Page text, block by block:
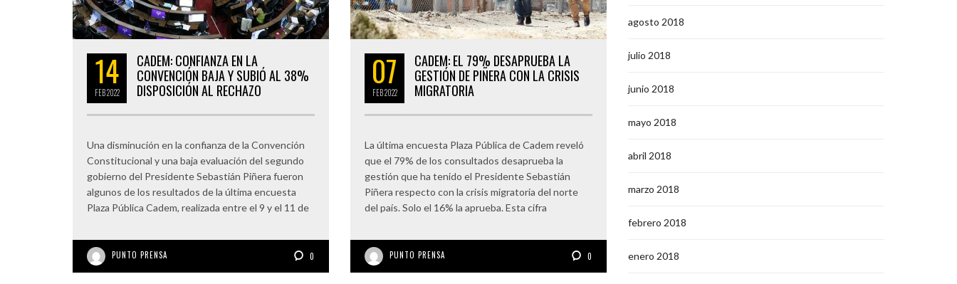
14
FEB2022
CADEM: CONFIANZA EN LA
CONVENCIÓN BAJA Y SUBIÓ AL 38%
DISPOSICIÓN AL RECHAZO
Una disminución en la confianza de la Convención
Constitucional y una baja evaluación del segundo
gobierno del Presidente Sebastián Piñera fueron
algunos de los resultados de la última encuesta
Plaza Pública Cadem, realizada entre el 9 y el 11 de
PUNTO PRENSA 0
07
FEB2022
CADEM: EL 79% DESAPRUEBA LA
GESTIÓN DE PIÑERA CON LA CRISIS
MIGRATORIA
La última encuesta Plaza Pública de Cadem reveló
que el 79% de los consultados desaprueba la
gestión que ha tenido el Presidente Sebastián
Piñera respecto con la crisis migratoria del norte
del país. Solo el 16% la aprueba. Esta cifra
PUNTO PRENSA 0
agosto 2018
julio 2018
junio 2018
mayo 2018
abril 2018
marzo 2018
febrero 2018
enero 2018